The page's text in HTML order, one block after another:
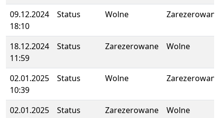
09.12.2024
18:10
Status Wolne Zarezerowane
18.12.2024
11:59
Status Zarezerowane Wolne
02.01.2025
10:39
Status Wolne Zarezerowane
02.01.2025
Status Zarezerowane Wolne